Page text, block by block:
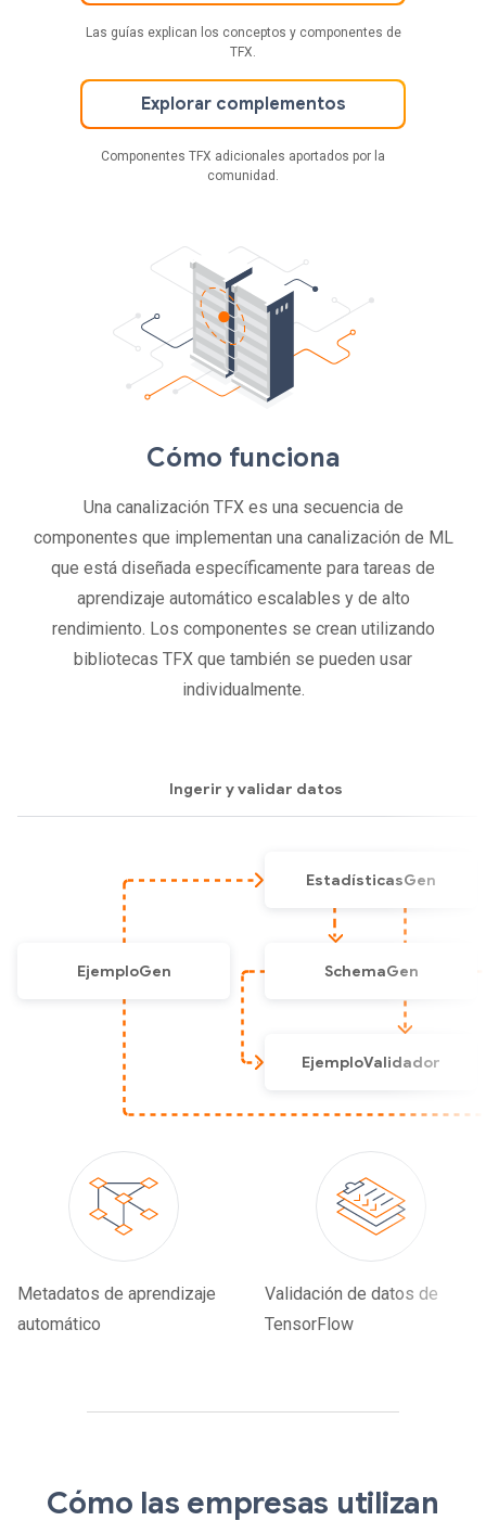
Las guías explican los conceptos y componentes de
TFX.
Explorar complementos
Componentes TFX adicionales aportados por la
comunidad.
Cómo funciona
Una canalización TFX es una secuencia de
componentes que implementan una canalización de ML
que está diseñada específicamente para tareas de
aprendizaje automático escalables y de alto
rendimiento. Los componentes se crean utilizando
bibliotecas TFX que también se pueden usar
individualmente.
Cómo las empresas utilizan
p
e
m
p